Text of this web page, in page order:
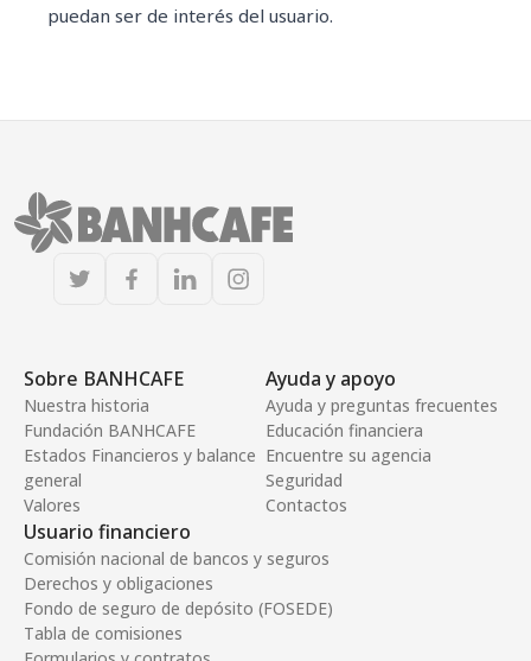
puedan ser de interés del usuario.
Sobre BANHCAFE
Nuestra historia
Fundación BANHCAFE
Estados Financieros y balance
general
Valores
Ayuda y apoyo
Ayuda y preguntas frecuentes
Educación financiera
Encuentre su agencia
Seguridad
Contactos
Usuario financiero
Comisión nacional de bancos y seguros
Derechos y obligaciones
Fondo de seguro de depósito (FOSEDE)
Tabla de comisiones